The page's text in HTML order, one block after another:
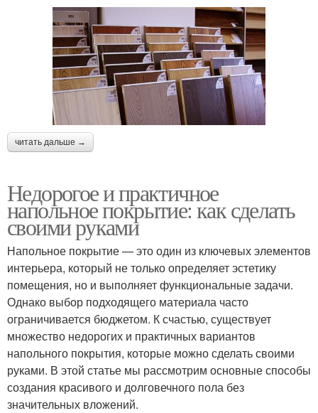
читать дальше →
Недорогое и практичное
напольное покрытие: как сделать
своими руками
Напольное покрытие — это один из ключевых элементов
интерьера, который не только определяет эстетику
помещения, но и выполняет функциональные задачи.
Однако выбор подходящего материала часто
ограничивается бюджетом. К счастью, существует
множество недорогих и практичных вариантов
напольного покрытия, которые можно сделать своими
руками. В этой статье мы рассмотрим основные способы
создания красивого и долговечного пола без
значительных вложений.